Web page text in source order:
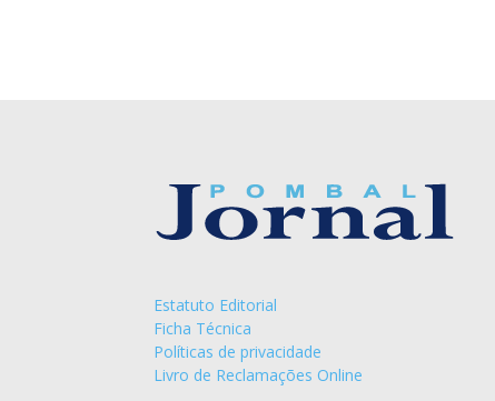
Estatuto Editorial
Ficha Técnica
Políticas de privacidade
Livro de Reclamações Online